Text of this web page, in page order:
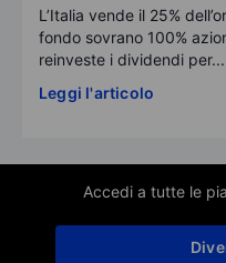
L’Italia vende il 25%
fondo sovrano 100%
reinveste i dividendi per...
Leggi l'articolo
Accedi a tutte le